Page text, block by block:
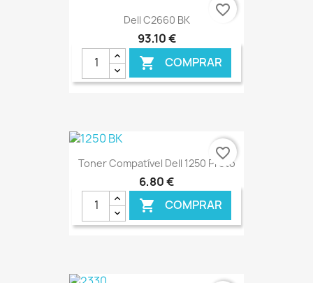
Dell C2660 BK
93,10 €
 COMPRAR
€ ONLINE
favorite_border
Toner Compatível Dell 1250 Preto
6,80 €
 COMPRAR
favorite_border